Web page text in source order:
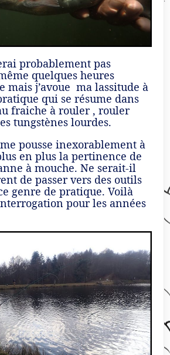
probablement pas
quelques heures
mais j’avoue ma lassitude à
qui se résume dans
fraiche à rouler , rouler
tungstènes lourdes.
pousse inexorablement à
en plus la pertinence de
à mouche. Ne serait-il
de passer vers des outils
genre de pratique. Voilà
pour les années